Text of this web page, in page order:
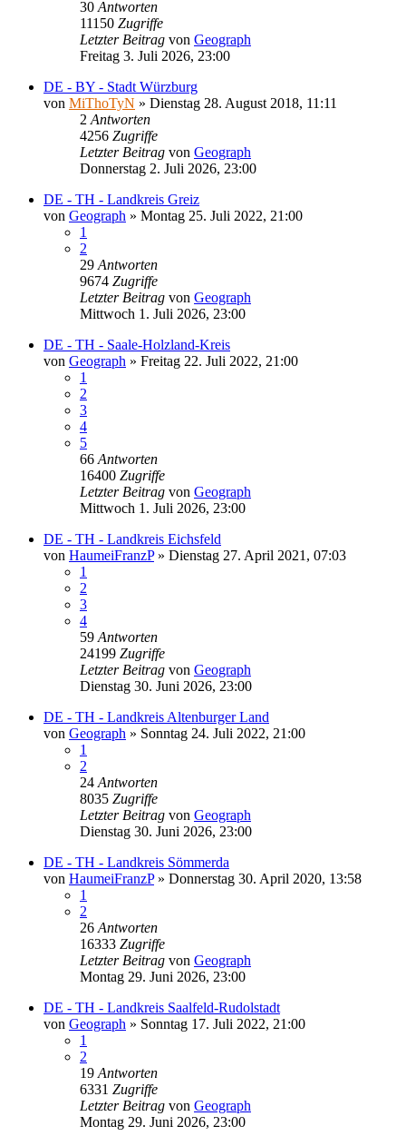
30 Antworten
11150 Zugriffe
Letzter Beitrag von Geograph
Freitag 3. Juli 2026, 23:00
DE - BY - Stadt Würzburg
von MiThoTyN » Dienstag 28. August 2018, 11:11
2 Antworten
4256 Zugriffe
Letzter Beitrag von Geograph
Donnerstag 2. Juli 2026, 23:00
DE - TH - Landkreis Greiz
von Geograph » Montag 25. Juli 2022, 21:00
1
2
29 Antworten
9674 Zugriffe
Letzter Beitrag von Geograph
Mittwoch 1. Juli 2026, 23:00
DE - TH - Saale-Holzland-Kreis
von Geograph » Freitag 22. Juli 2022, 21:00
1
2
3
4
5
66 Antworten
16400 Zugriffe
Letzter Beitrag von Geograph
Mittwoch 1. Juli 2026, 23:00
DE - TH - Landkreis Eichsfeld
von HaumeiFranzP» Dienstag 27. April 2021, 07:03
1
2
3
4
59 Antworten
24199 Zugriffe
Letzter Beitrag von Geograph
Dienstag 30. Juni 2026, 23:00
DE - TH - Landkreis Altenburger Land
von Geograph » Sonntag 24. Juli 2022, 21:00
1
2
24 Antworten
8035 Zugriffe
Letzter Beitrag von Geograph
Dienstag 30. Juni 2026, 23:00
DE - TH - Landkreis Sömmerda
von HaumeiFranzP» Donnerstag 30. April 2020, 13:58
1
2
26 Antworten
16333 Zugriffe
Letzter Beitrag von Geograph
Montag 29. Juni 2026, 23:00
DE - TH - Landkreis Saalfeld-Rudolstadt
von Geograph » Sonntag 17. Juli 2022, 21:00
1
2
19 Antworten
6331 Zugriffe
Letzter Beitrag von Geograph
Montag 29. Juni 2026, 23:00